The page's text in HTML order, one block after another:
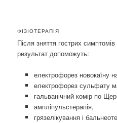
ФІЗІОТЕРАПІЯ
Після зняття гострих симптомів
результат допоможуть:
електрофорез новокаїну
електрофорез сульфату
гальванічний комір по
ампліпульстерапія,
грязелікування і